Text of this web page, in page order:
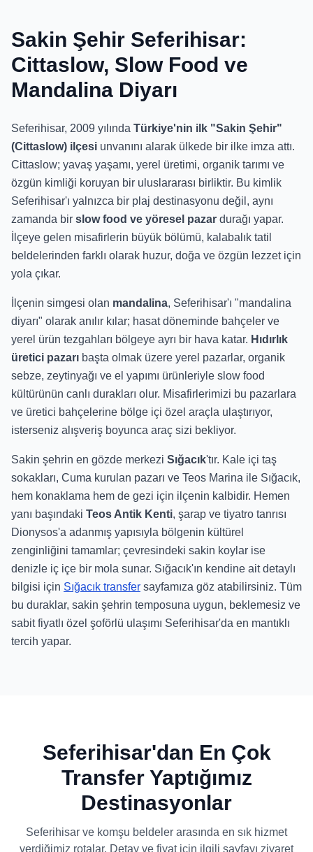
Sakin Şehir Seferihisar:
Cittaslow, Slow Food ve
Mandalina Diyarı
Seferihisar, 2009 yılında Türkiye'nin ilk "Sakin Şehir"
(Cittaslow) ilçesi unvanını alarak ülkede bir ilke imza attı.
Cittaslow; yavaş yaşamı, yerel üretimi, organik tarımı ve
özgün kimliği koruyan bir uluslararası birliktir. Bu kimlik
Seferihisar'ı yalnızca bir plaj destinasyonu değil, aynı
zamanda bir slow food ve yöresel pazar durağı yapar.
İlçeye gelen misafirlerin büyük bölümü, kalabalık tatil
beldelerinden farklı olarak huzur, doğa ve özgün lezzet için
yola çıkar.
İlçenin simgesi olan mandalina, Seferihisar'ı "mandalina
diyarı" olarak anılır kılar; hasat döneminde bahçeler ve
yerel ürün tezgahları bölgeye ayrı bir hava katar. Hıdırlık
üretici pazarı başta olmak üzere yerel pazarlar, organik
sebze, zeytinyağı ve el yapımı ürünleriyle slow food
kültürünün canlı durakları olur. Misafirlerimizi bu pazarlara
ve üretici bahçelerine bölge içi özel araçla ulaştırıyor,
isterseniz alışveriş boyunca araç sizi bekliyor.
Sakin şehrin en gözde merkezi Sığacık'tır. Kale içi taş
sokakları, Cuma kurulan pazarı ve Teos Marina ile Sığacık,
hem konaklama hem de gezi için ilçenin kalbidir. Hemen
yanı başındaki Teos Antik Kenti, şarap ve tiyatro tanrısı
Dionysos'a adanmış yapısıyla bölgenin kültürel
zenginliğini tamamlar; çevresindeki sakin koylar ise
denizle iç içe bir mola sunar. Sığacık'ın kendine ait detaylı
bilgisi için Sığacık transfer sayfamıza göz atabilirsiniz. Tüm
bu duraklar, sakin şehrin temposuna uygun, beklemesiz ve
sabit fiyatlı özel şoförlü ulaşımı Seferihisar'da en mantıklı
tercih yapar.
Seferihisar'dan En Çok
Transfer Yaptığımız
Destinasyonlar
Seferihisar ve komşu beldeler arasında en sık hizmet
verdiğimiz rotalar. Detay ve fiyat için ilgili sayfayı ziyaret